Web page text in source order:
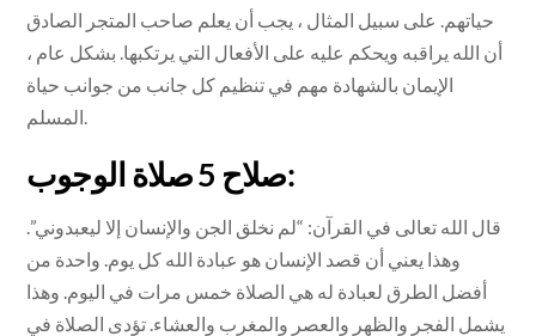
حياتهم. على سبيل المثال ، يجب أن يعلم صاحب المتجر الصادق
أن الله يراقبه ويحكم عليه على الأفعال التي يرتكبها. بشكل عام ،
الإيمان بالشهادة مهم في تنظيم كل جانب من جوانب حياة
صلاح 5 صلاة الوجوب:
قال الله تعالى في القرآن: “لم نخلق الجن والإنسان إلا ليعبدوني”.
وهذا يعني أن قصد الإنسان هو عبادة الله كل يوم. واحدة من
أفضل الطرق لعبادة له هي الصلاة خمس مرات في اليوم. وهذا
يشمل الفجر والظهر والعصر والمغرب والعشاء. تؤدى الصلاة في